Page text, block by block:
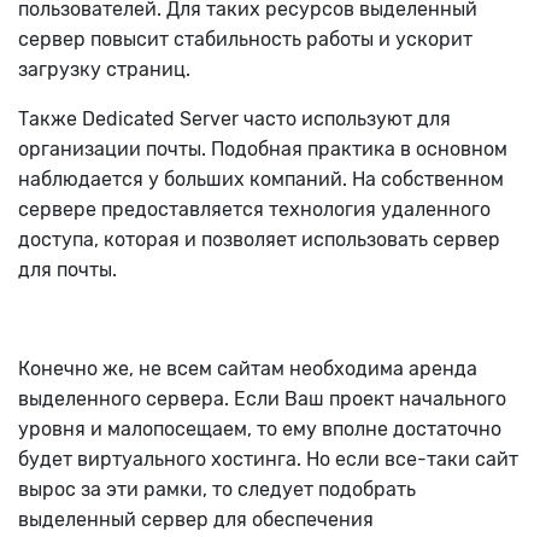
пользователей. Для таких ресурсов выделенный
сервер повысит стабильность работы и ускорит
загрузку страниц.
Также Dedicated Server часто используют для
организации почты. Подобная практика в основном
наблюдается у больших компаний. На собственном
сервере предоставляется технология удаленного
доступа, которая и позволяет использовать сервер
для почты.
Конечно же, не всем сайтам необходима аренда
выделенного сервера. Если Ваш проект начального
уровня и малопосещаем, то ему вполне достаточно
будет виртуального хостинга. Но если все-таки сайт
вырос за эти рамки, то следует подобрать
выделенный сервер для обеспечения